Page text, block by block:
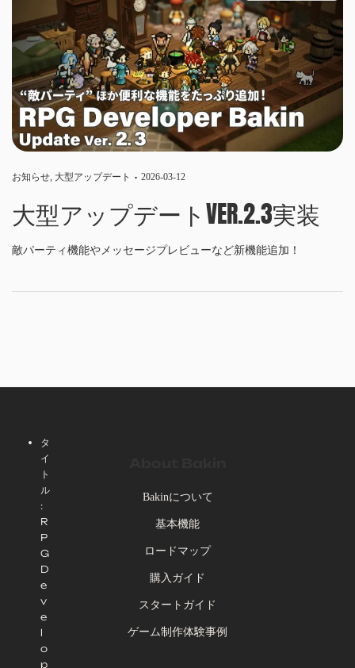
お知らせ, 大型アップデート 2026-03-12
大型アップデートVER.2.3実装
敵パーティ機能やメッセージプレビューなど新機能追加！
タ
イ
ト
ル
:
R
P
G
D
e
v
e
l
o
p
Bakinについて
基本機能
ロードマップ
購入ガイド
スタートガイド
ゲーム制作体験事例